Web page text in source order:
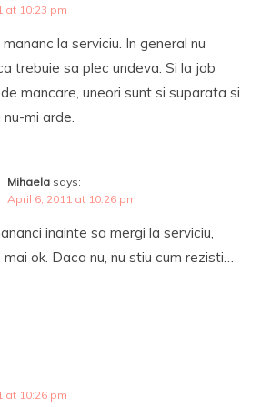
at 10:23 pm
la serviciu. In general nu
trebuie sa plec undeva. Si la job
mancare, uneori sunt si suparata si
mi arde.
Mihaela says:
April 6, 2011 at 10:26 pm
inainte sa mergi la serviciu,
ok. Daca nu, nu stiu cum rezisti…
at 10:26 pm